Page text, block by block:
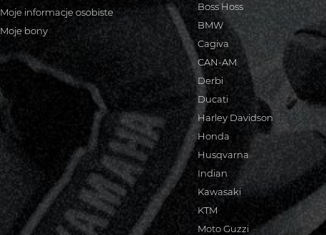
Moje informacje osobiste
Moje bony
Boss Hoss
BMW
Cagiva
CAN-AM
Derbi
Ducati
Harley Davidson
Honda
Husqvarna
Indian
Kawasaki
KTM
Moto Guzzi